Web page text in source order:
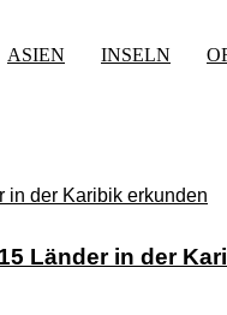
ASIEN INSELN
Länder in der